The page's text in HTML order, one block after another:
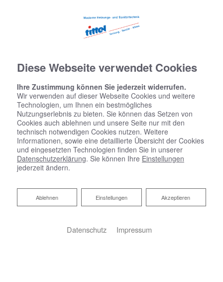
Diese Webseite verwendet Cookies
Ihre Zustimmung können Sie jederzeit widerrufen.
Wir verwenden auf dieser Webseite Cookies und weitere
Technologien, um Ihnen ein bestmögliches
Nutzungserlebnis zu bieten. Sie können das Setzen von
Cookies auch ablehnen und unsere Seite nur mit den
technisch notwendigen Cookies nutzen. Weitere
Informationen, sowie eine detaillierte Übersicht der Cookies
und eingesetzten Technologien finden Sie in unserer
Datenschutzerklärung. Sie können Ihre Einstellungen
jederzeit ändern.
Akzeptieren
Einstellungen
Ablehnen
Ablehnen
Datenschutz Impressum